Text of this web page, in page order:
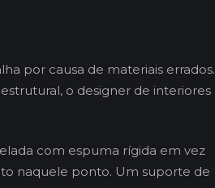
por causa de materiais errados.
o designer de interiores
com espuma rígida em vez
naquele ponto. Um suporte de